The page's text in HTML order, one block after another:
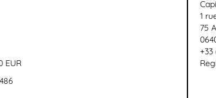
EUR
1
75
+33